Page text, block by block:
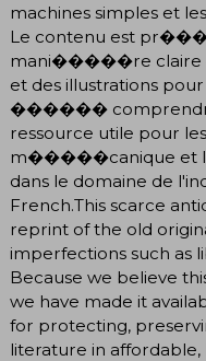
machines simples et
Le contenu est
mani�����re claire
et des illustrations
������ comprendre
ressource utile pour
m�����canique et
dans le domaine de
French.This scarce
reprint of the old
imperfections such as
Because we believe
we have made it
for protecting,
literature in affordable,